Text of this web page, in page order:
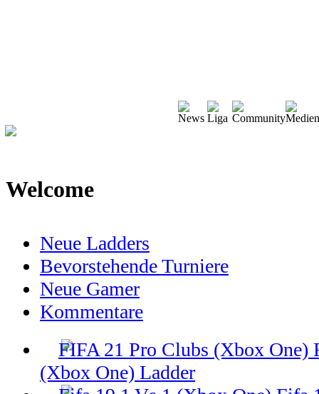
Welcome
Neue Ladders
Bevorstehende Turniere
Neue Gamer
Kommentare
(Xbox One) Ladder